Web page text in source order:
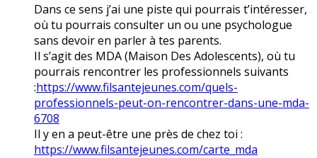
Dans ce sens j’ai une piste qui pourrais t’intéresser,
où tu pourrais consulter un ou une psychologue
sans devoir en parler à tes parents.
Il s’agit des MDA (Maison Des Adolescents), où tu
pourrais rencontrer les professionnels suivants
:https://www.filsantejeunes.com/quels-
professionnels-peut-on-rencontrer-dans-une-mda-
6708
Il y en a peut-être une près de chez toi :
https://www.filsantejeunes.com/carte_mda